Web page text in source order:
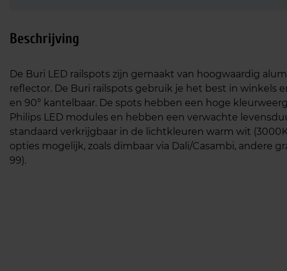
Beschrijving
De Buri LED railspots zijn gemaakt van hoogwaardig
reflector. De Buri railspots gebruik je het best in winkels
en 90° kantelbaar. De spots hebben een hoge
Philips LED modules en hebben een verwachte
standaard verkrijgbaar in de lichtkleuren warm wit
opties mogelijk, zoals dimbaar via Dali/Casambi, andere
99).